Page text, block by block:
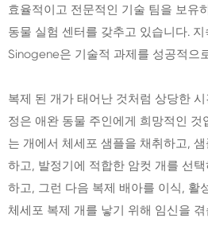
효율적이고 전문적인 기술 팀을 보유
동물 실험 센터를 갖추고 있습니다.
Sinogene은 기술적 과제를 성공적으
복제 된 개가 태어난 것처럼 상당한
정은 애완 동물 주인에게 희망적인 것
는 개에서 체세포 샘플을 채취하고,
하고, 발정기에 적합한 암컷 개를 선
하고, 그런 다음 복제 배아를 이식, 활
체세포 복제 개를 낳기 위해 임신을